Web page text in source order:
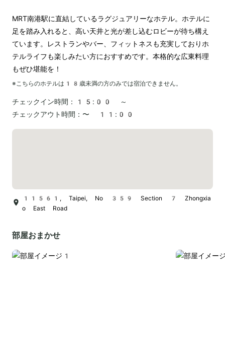
MRT南港駅に直結しているラグジュアリーなホテル。ホテルに
足を踏み入れると、高い天井と光が差し込むロビーが待ち構え
ています。レストランやバー、フィットネスも充実しておりホ
テルライフも楽しみたい方におすすめです。本格的な広東料理
もぜひ堪能を！
※こちらのホテルは 18 歳未満の方のみでは宿泊できません。
チェックイン時間：
15:00 ～
チェックアウト時間： 〜 11:00
11561, Taipei, No 359 Section 7 Zhongxia
o East Road
部屋おまかせ